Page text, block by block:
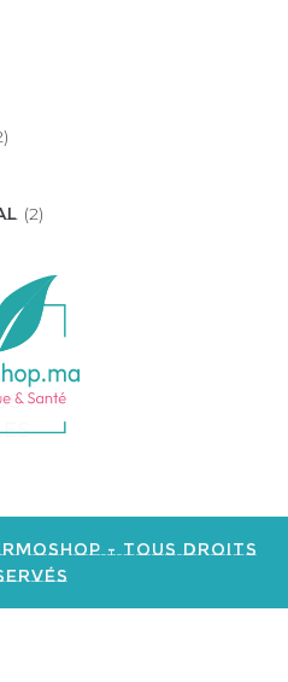
)
(2)
- Tous Droits